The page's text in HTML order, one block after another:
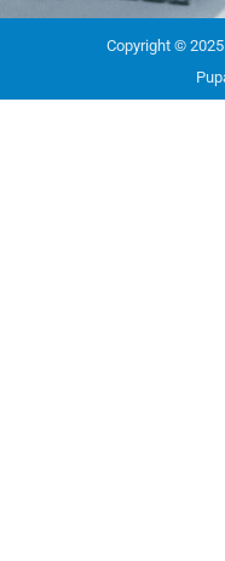
Copyright © 2025